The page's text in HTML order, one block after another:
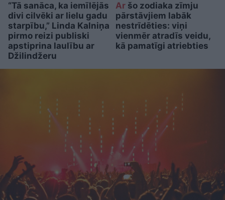
“Tā sanāca, ka iemīlējās
divi cilvēki ar lielu gadu
starpību,” Linda Kalniņa
pirmo reizi publiski
apstiprina laulību ar
Džilindžeru
Aršo zodiaka zīmju
pārstāvjiem labāk
nestrīdēties: viņi
vienmēr atradīs veidu,
kā pamatīgi atriebties